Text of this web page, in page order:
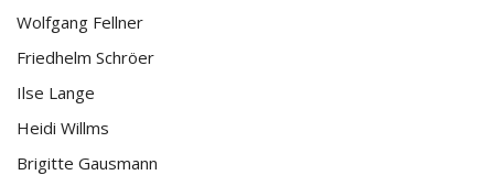
Wolfgang Fellner
Friedhelm Schröer
Ilse Lange
Heidi Willms
Brigitte Gausmann